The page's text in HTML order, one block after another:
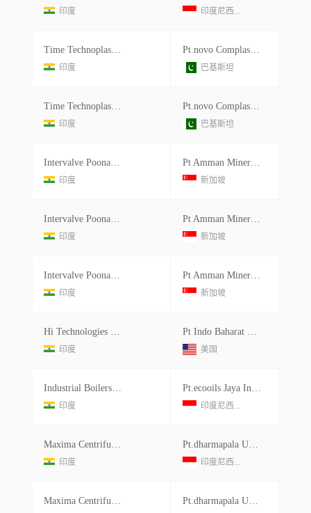
印度 印度尼西...
Time Technoplast Ltd.
印度
Pt.novo Complast Indonesia Jl.
巴基斯坦
Time Technoplast Ltd.
印度
Pt.novo Complast Indonesia Jl.
巴基斯坦
Intervalve Poonawalla Ltd.
印度
Pt Amman Mineral Nusa Tenggara
新加坡
Intervalve Poonawalla Ltd.
印度
Pt Amman Mineral Nusa Tenggara
新加坡
Intervalve Poonawalla Ltd.
印度
Pt Amman Mineral Nusa Tenggara
新加坡
Hi Technologies Butterfly Valves India Pvt.ltd.
印度
Pt Indo Baharat Rayon
美国
Industrial Boilers Ltd.
印度
Pt.ecooils Jaya Indonesia
印度尼西...
Maxima Centrifuge Controls
印度
Pt.dharmapala Usha Sukses
印度尼西...
Maxima Centrifuge Controls Pt.dharmapala Usha Sukses